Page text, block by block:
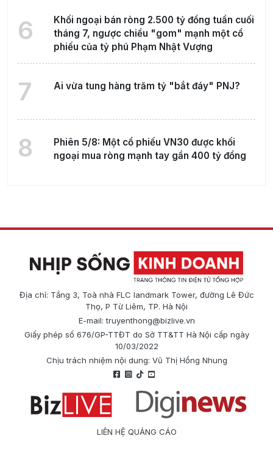
6
Khối ngoại bán ròng 2.500 tỷ đồng tuần cuối
tháng 7, ngược chiều "gom" mạnh một cổ
phiếu của tỷ phú Phạm Nhật Vượng
7 Ai vừa tung hàng trăm tỷ "bắt đáy" PNJ?
8
Phiên 5/8: Một cổ phiếu VN30 được khối
ngoại mua ròng mạnh tay gần 400 tỷ đồng
Địa chỉ: Tầng 3, Toà nhà FLC landmark Tower, đường Lê Đức
Thọ, P Từ Liêm, TP. Hà Nội
E-mail:truyenthong@bizlive.vn
Giấy phép số 676/GP-TTĐT do Sở TT&TT Hà Nội cấp ngày
10/03/2022
Chịu trách nhiệm nội dung: Vũ Thị Hồng Nhung
LIÊN HỆ QUẢNG CÁO